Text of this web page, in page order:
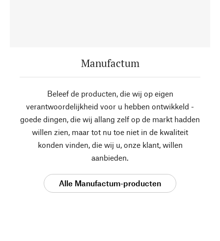
Manufactum
Beleef de producten, die wij op eigen
verantwoordelijkheid voor u hebben ontwikkeld -
goede dingen, die wij allang zelf op de markt hadden
willen zien, maar tot nu toe niet in de kwaliteit
konden vinden, die wij u, onze klant, willen
aanbieden.
Alle Manufactum-producten